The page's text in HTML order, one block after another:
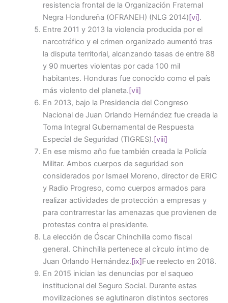
resistencia frontal de la Organización Fraternal
Negra Hondureña (OFRANEH) (NLG 2014) [vi].
Entre 2011 y 2013 la violencia producida por el
narcotráfico y el crimen organizado aumentó tras
la disputa territorial, alcanzando tasas de entre 88
y 90 muertes violentas por cada 100 mil
habitantes. Honduras fue conocido como el país
más violento del planeta. [vii]
En 2013, bajo la Presidencia del Congreso
Nacional de Juan Orlando Hernández fue creada la
Toma Integral Gubernamental de Respuesta
Especial de Seguridad (TIGRES). [viii]
En ese mismo año fue también creada la Policía
Militar. Ambos cuerpos de seguridad son
considerados por Ismael Moreno, director de ERIC
y Radio Progreso, como cuerpos armados para
realizar actividades de protección a empresas y
para contrarrestar las amenazas que provienen de
protestas contra el presidente.
La elección de Óscar Chinchilla como fiscal
general. Chinchilla pertenece al círculo íntimo de
Juan Orlando Hernández. [ix]Fue reelecto en 2018.
En 2015 inician las denuncias por el saqueo
institucional del Seguro Social. Durante estas
movilizaciones se aglutinaron distintos sectores